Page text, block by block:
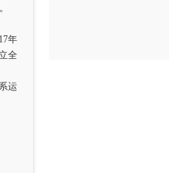
”。
年
全
运